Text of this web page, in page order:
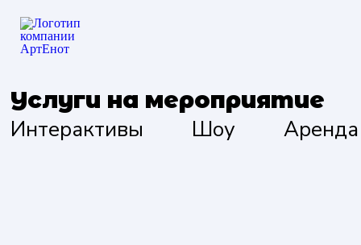
Услуги на мероприятие
Интерактивы Шоу Аренда